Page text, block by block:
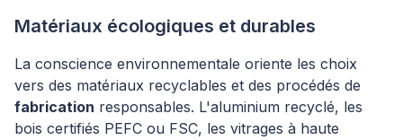
Matériaux écologiques et durables
La conscience environnementale oriente les choix
vers des matériaux recyclables et des procédés de
fabrication responsables. L'aluminium recyclé, les
bois certifiés PEFC ou FSC, les vitrages à haute